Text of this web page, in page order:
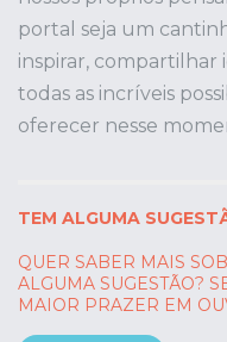
portal seja um
inspirar, compartilhar
todas as incríveis
oferecer nesse
TEM ALGUMA
QUER SABER MAIS
ALGUMA SUGESTÃO?
MAIOR PRAZER EM